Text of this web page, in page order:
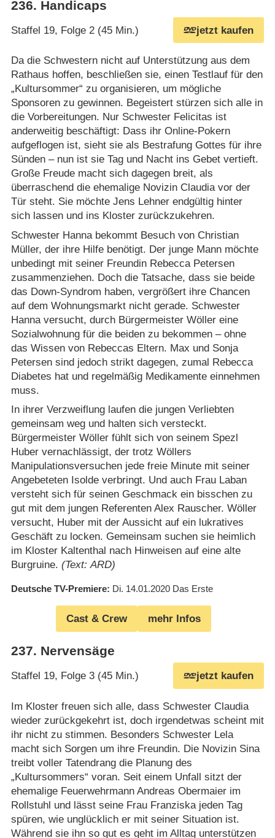
236. Handicaps
Staffel 19, Folge 2 (45 Min.) jetzt kaufen
Da die Schwestern nicht auf Unterstützung aus dem
Rathaus hoffen, beschließen sie, einen Testlauf für den
„Kultursommer“ zu organisieren, um mögliche
Sponsoren zu gewinnen. Begeistert stürzen sich alle in
die Vorbereitungen. Nur Schwester Felicitas ist
anderweitig beschäftigt: Dass ihr Online-Pokern
aufgeflogen ist, sieht sie als Bestrafung Gottes für ihre
Sünden – nun ist sie Tag und Nacht ins Gebet vertieft.
Große Freude macht sich dagegen breit, als
überraschend die ehemalige Novizin Claudia vor der
Tür steht. Sie möchte Jens Lehner endgültig hinter
sich lassen und ins Kloster zurückzukehren.
Schwester Hanna bekommt Besuch von Christian
Müller, der ihre Hilfe benötigt. Der junge Mann möchte
unbedingt mit seiner Freundin Rebecca Petersen
zusammenziehen. Doch die Tatsache, dass sie beide
das Down-Syndrom haben, vergrößert ihre Chancen
auf dem Wohnungsmarkt nicht gerade. Schwester
Hanna versucht, durch Bürgermeister Wöller eine
Sozialwohnung für die beiden zu bekommen – ohne
das Wissen von Rebeccas Eltern. Max und Sonja
Petersen sind jedoch strikt dagegen, zumal Rebecca
Diabetes hat und regelmäßig Medikamente einnehmen
muss.
In ihrer Verzweiflung laufen die jungen Verliebten
gemeinsam weg und halten sich versteckt.
Bürgermeister Wöller fühlt sich von seinem Spezl
Huber vernachlässigt, der trotz Wöllers
Manipulationsversuchen jede freie Minute mit seiner
Angebeteten Isolde verbringt. Und auch Frau Laban
versteht sich für seinen Geschmack ein bisschen zu
gut mit dem jungen Referenten Alex Rauscher. Wöller
versucht, Huber mit der Aussicht auf ein lukratives
Geschäft zu locken. Gemeinsam suchen sie heimlich
im Kloster Kaltenthal nach Hinweisen auf eine alte
Burgruine. (Text: ARD)
Deutsche TV-Premiere Di. 14.01.2020 Das Erste
Cast & Crew mehr Infos
237. Nervensäge
Staffel 19, Folge 3 (45 Min.) jetzt kaufen
Im Kloster freuen sich alle, dass Schwester Claudia
wieder zurückgekehrt ist, doch irgendetwas scheint mit
ihr nicht zu stimmen. Besonders Schwester Lela
macht sich Sorgen um ihre Freundin. Die Novizin Sina
treibt voller Tatendrang die Planung des
„Kultursommers“ voran. Seit einem Unfall sitzt der
ehemalige Feuerwehrmann Andreas Obermaier im
Rollstuhl und lässt seine Frau Franziska jeden Tag
spüren, wie unglücklich er mit seiner Situation ist.
Während sie ihn so gut es geht im Alltag unterstützen